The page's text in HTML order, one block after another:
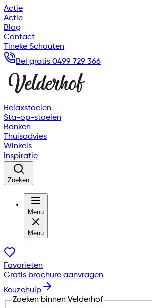
Actie
Actie
Blog
Contact
Tineke Schouten
Bel gratis 0499 729 366
Relaxstoelen
Sta-op-stoelen
Banken
Thuisadvies
Winkels
Inspiratie
Zoeken
Menu
Menu
Favorieten
Gratis brochure aanvragen
Keuzehulp
Zoeken binnen Velderhof